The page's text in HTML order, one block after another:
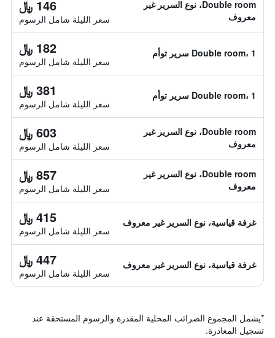
Double room، نوع السرير غير
معروف
146 ﷼
سعر الليلة شامل الرسوم
Double room، 1 سرير توأم 182 ﷼
سعر الليلة شامل الرسوم
Double room، 1 سرير توأم 381 ﷼
سعر الليلة شامل الرسوم
Double room، نوع السرير غير
معروف
603 ﷼
سعر الليلة شامل الرسوم
Double room، نوع السرير غير
معروف
857 ﷼
سعر الليلة شامل الرسوم
غرفة قياسية، نوع السرير غير معروف 415 ﷼
سعر الليلة شامل الرسوم
غرفة قياسية، نوع السرير غير معروف 447 ﷼
سعر الليلة شامل الرسوم
*يشمل المجموع الضرائب المحلية المقدرة والرسوم المستحقة عند
تسجيل المغادرة.